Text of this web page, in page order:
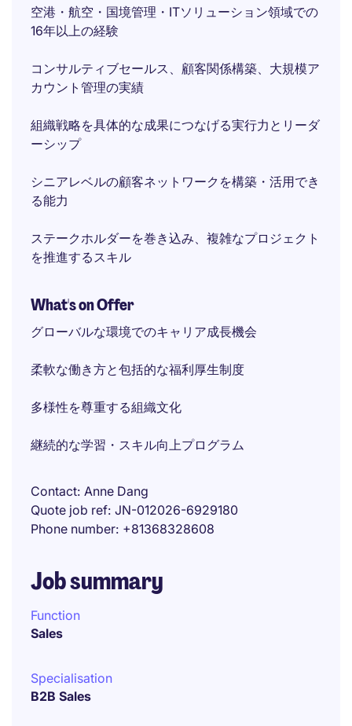
空港・航空・国境管理・ITソリューション領域での
16年以上の経験
コンサルティブセールス、顧客関係構築、大規模ア
カウント管理の実績
組織戦略を具体的な成果につなげる実行力とリーダ
ーシップ
シニアレベルの顧客ネットワークを構築・活用でき
る能力
ステークホルダーを巻き込み、複雑なプロジェクト
を推進するスキル
What's on Offer
グローバルな環境でのキャリア成長機会
柔軟な働き方と包括的な福利厚生制度
多様性を尊重する組織文化
継続的な学習・スキル向上プログラム
Contact Anne Dang
Quote job ref JN-012026-6929180
Phone number +81368328608
Job summary
Function
Sales
Specialisation
B2B Sales